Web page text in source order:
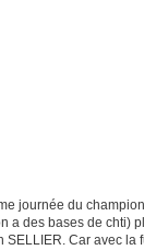
journée du
a des bases de chti)
Car avec la